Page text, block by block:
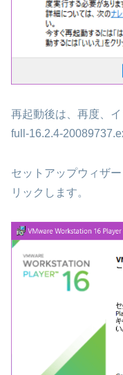
再起動後は、再度、
full-16.2.4-
セットアップウィザ
リックします。